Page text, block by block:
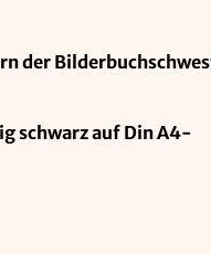
der
schwarz auf Din A4-